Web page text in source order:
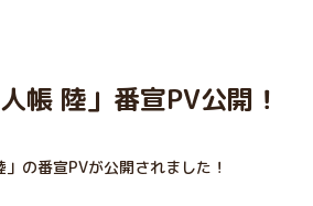
帳 陸」番宣PV公開！
」の番宣PVが公開されました！